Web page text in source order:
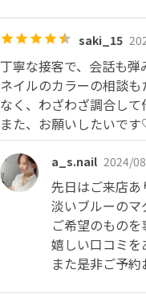
saki_15
丁寧な接客で、会話も弾
ネイルのカラーの相談
なく、わざわざ調合し
また、お願いしたいで
a_s.nail 2024/
先日はご来店
淡いブルーのマ
ご希望のもの
嬉しい口コミ
また是非ご予